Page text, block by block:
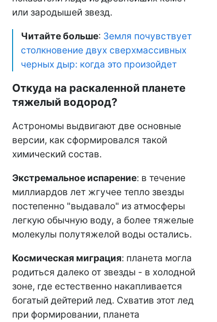
или зародышей звезд.
Читайте больше: Земля почувствует
столкновение двух сверхмассивных
черных дыр: когда это произойдет
Откуда на раскаленной планете
тяжелый водород?
Астрономы выдвигают две основные
версии, как сформировался такой
химический состав.
Экстремальное испарение: в течение
миллиардов лет жгучее тепло звезды
постепенно "выдавало" из атмосферы
легкую обычную воду, а более тяжелые
молекулы полутяжелой воды остались.
Космическая миграция: планета могла
родиться далеко от звезды - в холодной
зоне, где естественно накапливается
богатый дейтерий лед. Схватив этот лед
при формировании, планета